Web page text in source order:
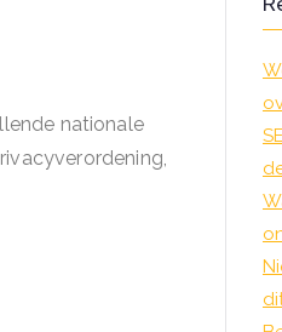
nationale